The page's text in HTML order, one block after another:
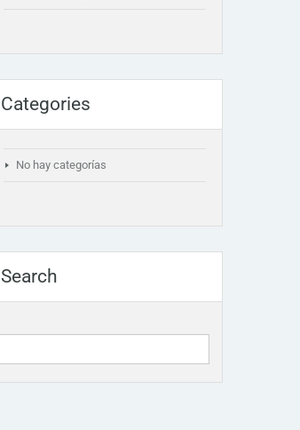
Categories
No hay categorías
Search